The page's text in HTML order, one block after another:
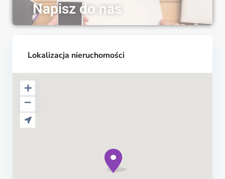
Napisz do nas
Lokalizacja nieruchomości